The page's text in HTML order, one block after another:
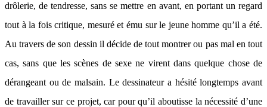
drôlerie, de tendresse, sans se mettre en avant, en portant un regard
tout à la fois critique, mesuré et ému sur le jeune homme qu’il a été.
Au travers de son dessin il décide de tout montrer ou pas mal en tout
cas, sans que les scènes de sexe ne virent dans quelque chose de
dérangeant ou de malsain. Le dessinateur a hésité longtemps avant
de travailler sur ce projet, car pour qu’il aboutisse la nécessité d’une